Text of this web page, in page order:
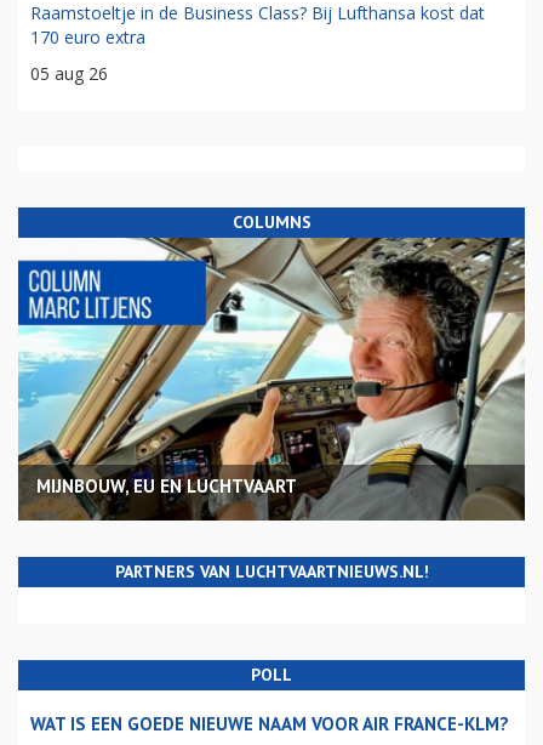
Raamstoeltje in de Business Class? Bij Lufthansa kost dat
170 euro extra
05 aug 26
COLUMNS
MIJNBOUW, EU EN LUCHTVAART
PARTNERS VAN LUCHTVAARTNIEUWS.NL!
POLL
WAT IS EEN GOEDE NIEUWE NAAM VOOR AIR FRANCE-KLM?